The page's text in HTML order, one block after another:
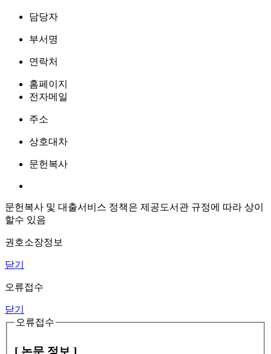
담당자
부서명
연락처
홈페이지
전자메일
주소
상호대차
문헌복사
문헌복사 및 대출서비스 정책은 제공도서관 규정에 따라 상이
할수 있음
권호소장정보
닫기
오류접수
닫기
오류접수
[ 논문 정보 ]